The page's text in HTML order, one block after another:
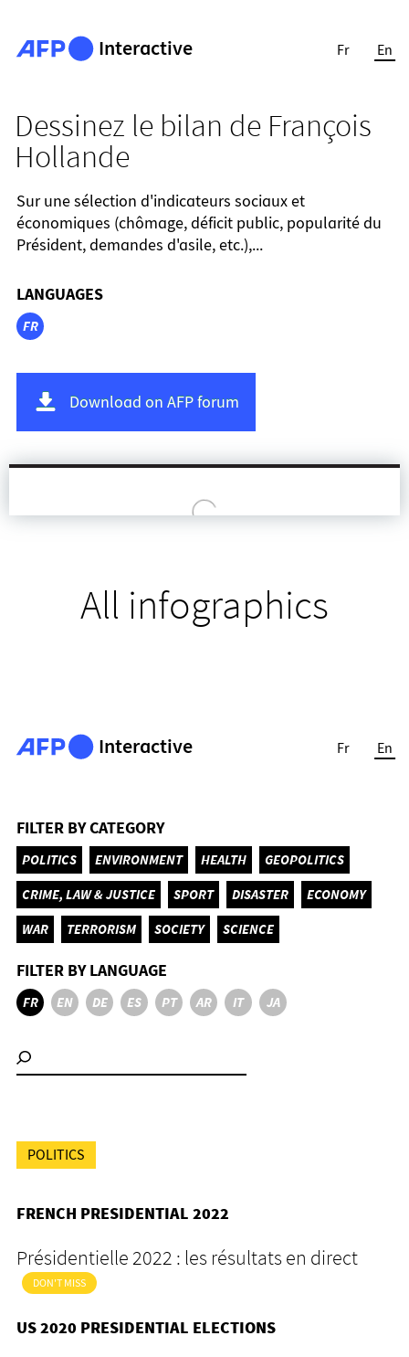
Interactive Fr En
Dessinez le bilan de François
Hollande
Sur une sélection d'indicateurs sociaux et
économiques (chômage, déficit public, popularité du
Président, demandes d'asile, etc.),...
LANGUAGES
FR
Download on AFP forum
All infographics
Interactive Fr En
FILTER BY CATEGORY
POLITICS ENVIRONMENT HEALTH
GEOPOLITICS
CRIME, LAW & JUSTICE
SPORT DISASTER
ECONOMY
WAR
TERRORISM SOCIETY SCIENCE
FILTER BY LANGUAGE
FR EN DE ES PT AR IT JA
POLITICS
FRENCH PRESIDENTIAL 2022
Présidentielle 2022 : les résultats en direct
DON'T MISS
US 2020 PRESIDENTIAL ELECTIONS